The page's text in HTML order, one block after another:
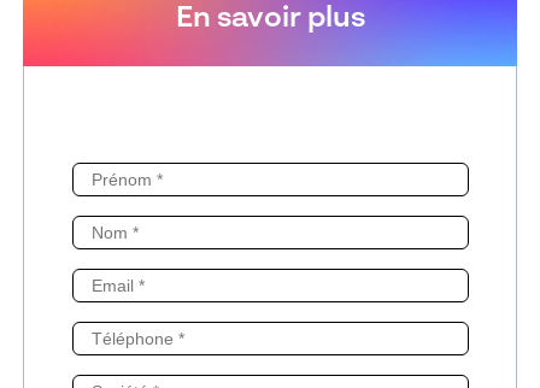
En savoir plus